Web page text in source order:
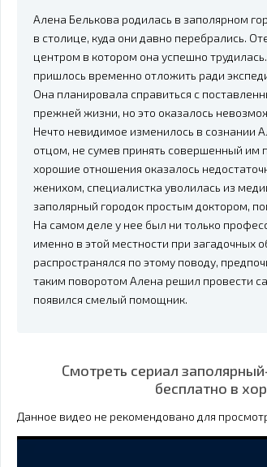
Алена Белькова родилась в заполярном
в столице, куда они давно перебрались.
центром в котором она успешно
пришлось временно отложить ради
Она планировала справиться с
прежней жизни, но это оказалось
Нечто невидимое изменилось в сознании
отцом, не сумев принять совершенный им
хорошие отношения оказалось
женихом, специалистка уволилась из
заполярный городок простым доктором,
На самом деле у нее был ни только
именно в этой местности при загадочных
распространялся по этому поводу,
таким поворотом Алена решил провести
появился смелый помощник.
Смотреть сериал
бесплатно в
Данное видео не рекомендовано для